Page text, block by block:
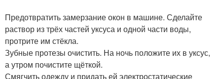
Предотвратить замерзание окон в машине. Сделайте
раствор из трёх частей уксуса и одной части воды,
протрите им стёкла.
Зубные протезы очистить. На ночь положите их в уксус,
а утром почистите щёткой.
Смягчить одежду и придать ей электростатические